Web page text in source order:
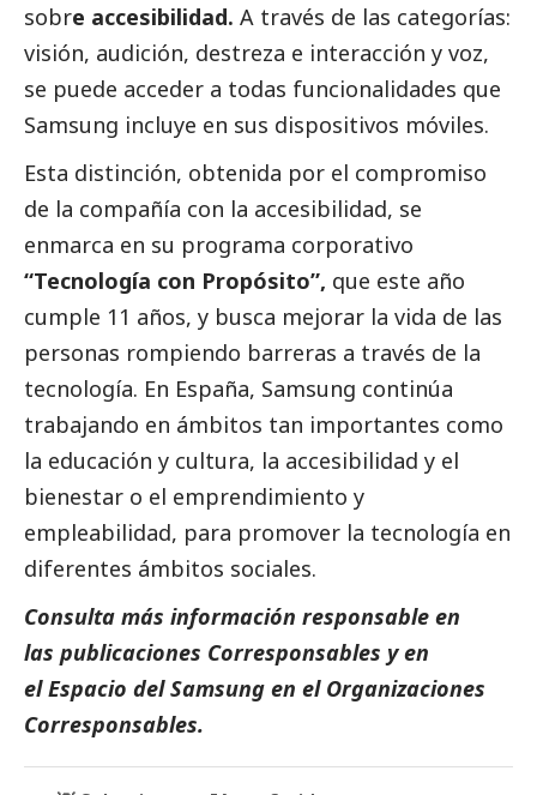
sobre accesibilidad. A través de las categorías:
visión, audición, destreza e interacción y voz,
se puede acceder a todas funcionalidades que
Samsung incluye en sus dispositivos móviles.
Esta distinción, obtenida por el compromiso
de la compañía con la accesibilidad, se
enmarca en su programa corporativo
“Tecnología con Propósito”, que este año
cumple 11 años, y busca mejorar la vida de las
personas rompiendo barreras a través de la
tecnología. En España, Samsung continúa
trabajando en ámbitos tan importantes como
la educación y cultura, la accesibilidad y el
bienestar o el emprendimiento y
empleabilidad, para promover la tecnología en
diferentes ámbitos sociales.
Consulta más información responsable en
las publicaciones Corresponsables y en
elEspacio del Samsung en el Organizaciones
Corresponsables.